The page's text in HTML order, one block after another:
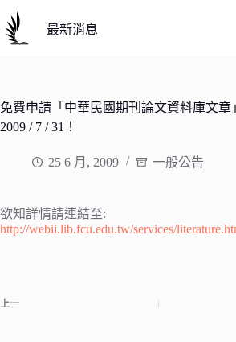
至
主
容
最新消息
免費申請「中華民國期刊論文資料庫文章
2009 / 7 / 31！
25 6 月, 2009 一般公告
欲知詳情請連結至:
http://webii.lib.fcu.edu.tw/services/
上一